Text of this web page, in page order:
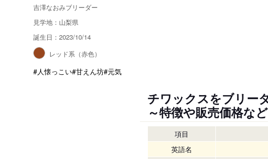
吉澤なおみブリーダー
見学地：山梨県
誕生日：2023/10/14
レッド系（赤色）
#人懐っこい#甘えん坊#元気
チワックスをブリー
～特徴や販売価格な
項目
英語名